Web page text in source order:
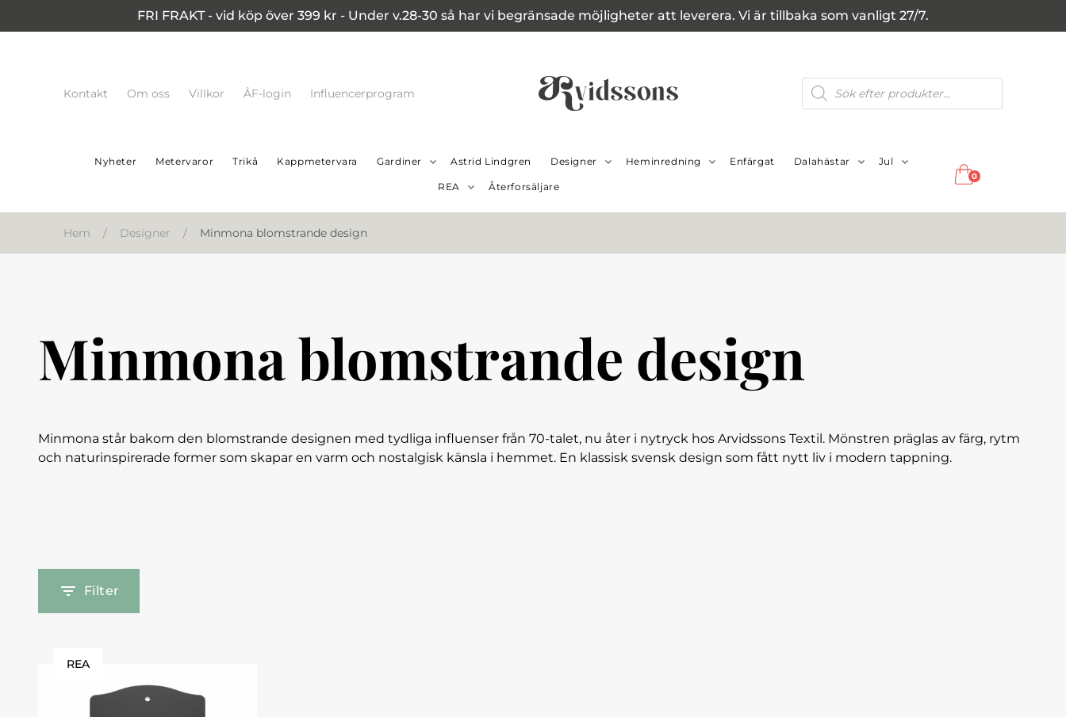
FRI FRAKT - vid köp över 399 kr - Under v.28-30 så har vi begränsade möjligheter att leverera. Vi är tillbaka som vanligt 27/7.
Kontakt Om oss Villkor ÅF-login Influencerprogram
Produktsökning
Nyheter Metervaror Trikå Kappmetervara Gardiner Astrid Lindgren Designer Heminredning Enfärgat Dalahästar Jul
REA Återforsäljare
0
Hem / Designer / Minmona blomstrande design
Minmona blomstrande design
Minmona står bakom den blomstrande designen med tydliga influenser från 70-talet, nu åter i nytryck hos Arvidssons Textil. Mönstren präglas av färg, rytm
och naturinspirerade former som skapar en varm och nostalgisk känsla i hemmet. En klassisk svensk design som fått nytt liv i modern tappning.
Filter
REA